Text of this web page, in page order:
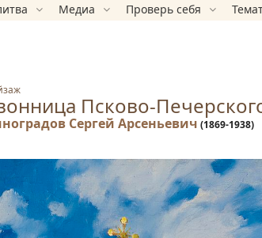
Медиа Проверь себя
Псково-
Сергей Арсеньевич (1869-1938)